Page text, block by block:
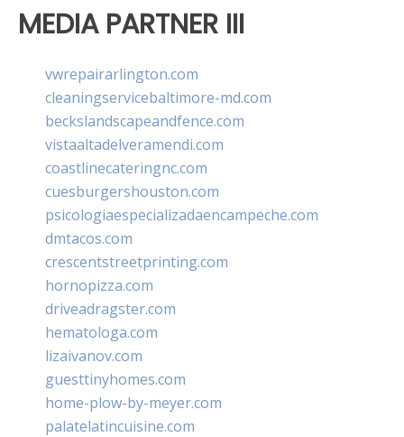
MEDIA PARTNER III
vwrepairarlington.com
cleaningservicebaltimore-md.com
beckslandscapeandfence.com
vistaaltadelveramendi.com
coastlinecateringnc.com
cuesburgershouston.com
psicologiaespecializadaencampeche.com
dmtacos.com
crescentstreetprinting.com
hornopizza.com
driveadragster.com
hematologa.com
lizaivanov.com
guesttinyhomes.com
home-plow-by-meyer.com
palatelatincuisine.com